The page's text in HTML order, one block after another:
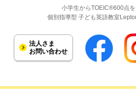
小学生からTOEIC®600点を
個別指導型 子ども英語教室
法人さま
お問い合わせ